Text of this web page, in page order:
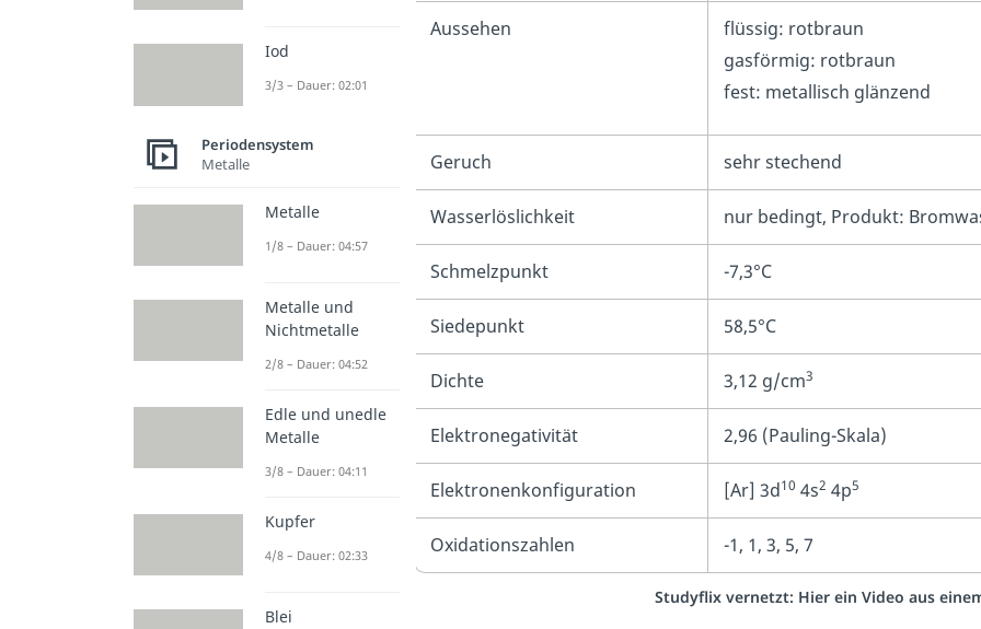
Aussehen
flüssig: rotbraun
gasförmig: rotbraun
fest: metallisch glänzend
Geruch sehr stechend
Wasserlöslichkeit nur bedingt, Produkt:
Schmelzpunkt -7,3°C
Siedepunkt 58,5°C
Dichte 3,12 g/cm3
Elektronegativität 2,96 (Pauling-Skala)
Elektronenkonfiguration [Ar] 3d10 4s2 4p5
Oxidationszahlen -1, 1, 3, 5, 7
Studyflix vernetzt: Hier ein Video aus
Iod
3/3 – Dauer: 02:01
Periodensystem
Metalle
Metalle
1/8 – Dauer: 04:57
Metalle und
Nichtmetalle
2/8 – Dauer: 04:52
Edle und unedle
Metalle
3/8 – Dauer: 04:11
Kupfer
4/8 – Dauer: 02:33
Blei